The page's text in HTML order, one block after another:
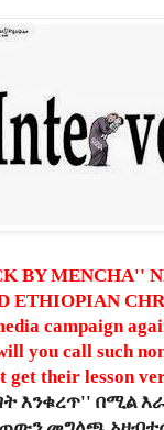
BY MENCHA''
ETHIOPIAN
campaign
you call such
their lesson
እንቁረጥ'' በሚል